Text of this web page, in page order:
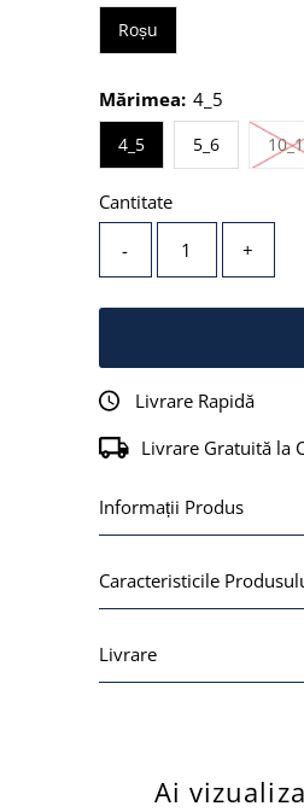
Roșu
Mărimea: 4_5
4_5 5_6
Cantitate
-
+
Livrare Rapidă
Livrare Gratuită la
Informații Produs
Caracteristicile
Livrare
Ai